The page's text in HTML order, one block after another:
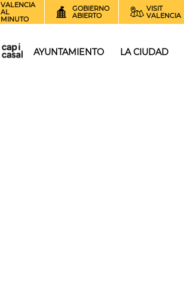
VALENCIA
AL
MINUTO
GOBIERNO
ABIERTO
VISIT
VALENCIA
AYUNTAMIENTO LA CIUDAD